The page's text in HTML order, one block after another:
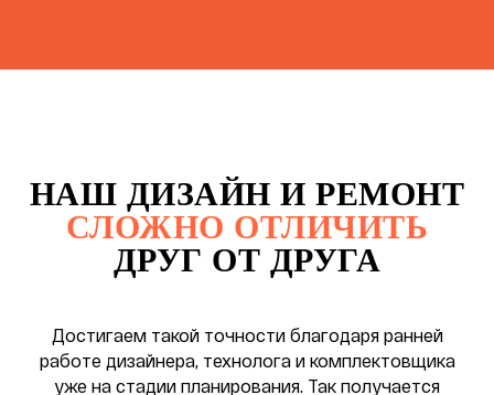
НАШ ДИЗАЙН И РЕМОНТ
СЛОЖНО ОТЛИЧИТЬ
ДРУГ ОТ ДРУГА
Достигаем такой точности благодаря ранней
работе дизайнера, технолога и комплектовщика
уже на стадии планирования. Так получается